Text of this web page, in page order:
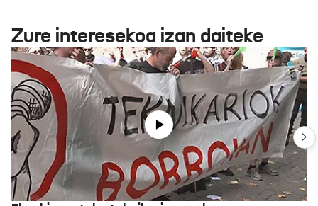
Zure interesekoa izan daiteke